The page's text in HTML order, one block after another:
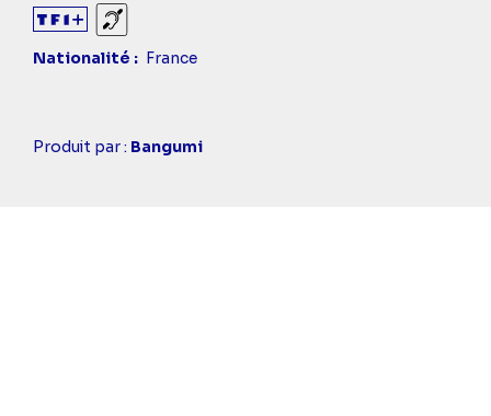
Sourds et malentendants
Nationalité
France
Casting
Produit par : Bangumi